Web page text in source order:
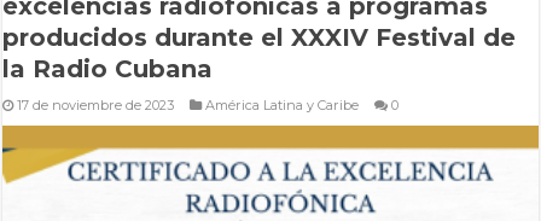
excelencias radiofónicas a programas
producidos durante el XXXIV Festival de
la Radio Cubana
17 de noviembre de 2023 América Latina y Caribe 0